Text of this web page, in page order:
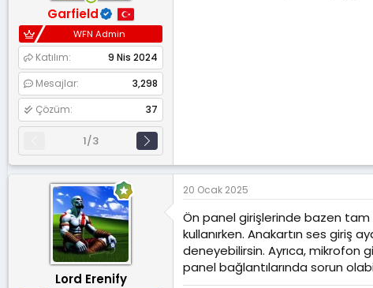
Garfield
WFN Admin
Katılım
9 Nis 2024
Mesajlar
3,298
Çözüm
37
1/3
Lord Erenify
20 Ocak 2025
Ön panel girişlerinde bazen tam
kullanırken. Anakartın ses giriş
deneyebilirsin. Ayrıca, mikrofon
panel bağlantılarında sorun